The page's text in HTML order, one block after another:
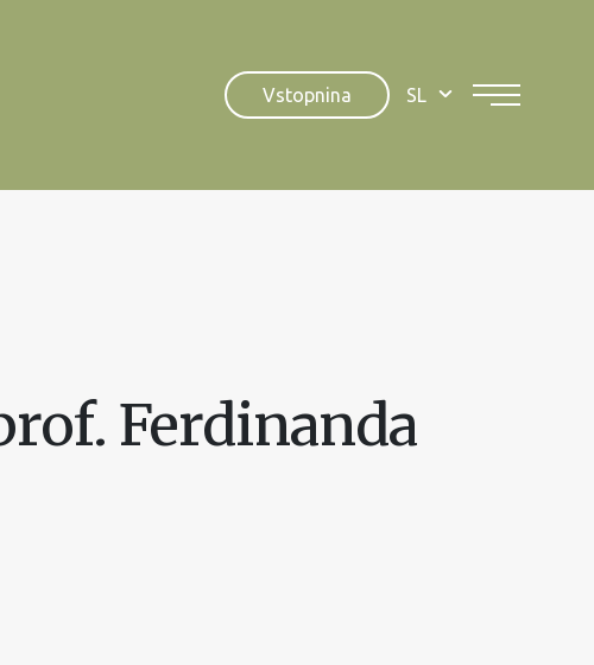
Vstopnina SL
Ferdinanda